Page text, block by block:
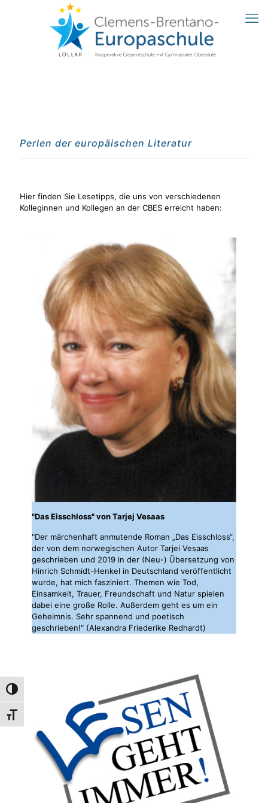
Umschalten auf hohe Kontraste
Schrift vergrößern
Perlen der europäischen Literatur
Hier finden Sie Lesetipps, die uns von verschiedenen
Kolleginnen und Kollegen an der CBES erreicht haben:
"Das Eisschloss" von Tarjej Vesaas
"Der märchenhaft anmutende Roman „Das Eisschloss“,
der von dem norwegischen Autor Tarjei Vesaas
geschrieben und 2019 in der (Neu-) Übersetzung von
Hinrich Schmidt-Henkel in Deutschland veröffentlicht
wurde, hat mich fasziniert. Themen wie Tod,
Einsamkeit, Trauer, Freundschaft und Natur spielen
dabei eine große Rolle. Außerdem geht es um ein
Geheimnis. Sehr spannend und poetisch
geschrieben!" (Alexandra Friederike Redhardt)